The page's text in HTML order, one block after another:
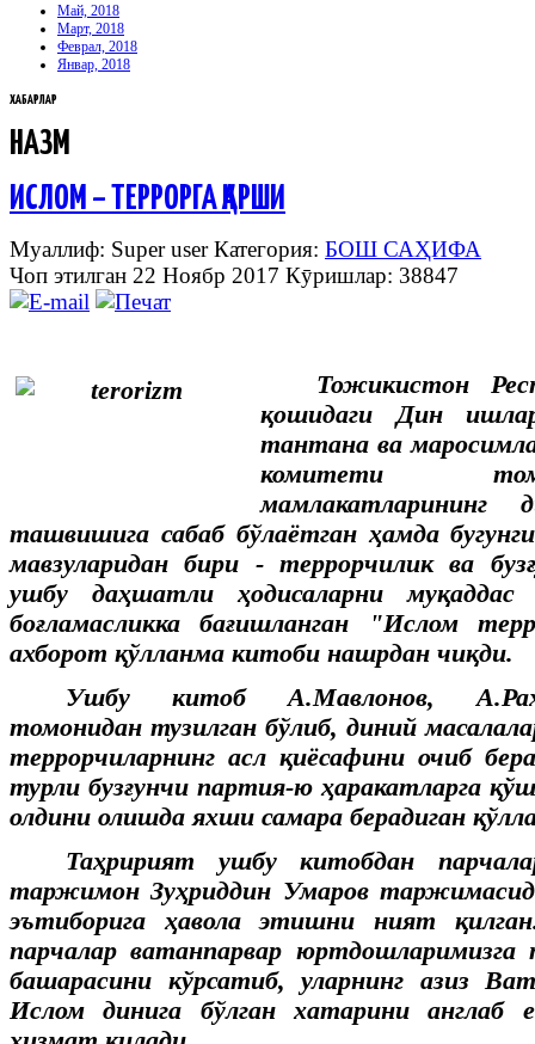
Май, 2018
Март, 2018
Феврал, 2018
Январ, 2018
ХАБАРЛАР
НАЗМ
ИСЛОМ – ТЕРРОРГА ҚАРШИ
Муаллиф: Super userКатегория: БОШ САҲИФА
Чоп этилган 22 Ноябр 2017 Кӯришлар: 38847
Тожикистон
қошидаги Дин
тантана ва
комитети
мамлакатларининг
ташвишига сабаб бўлаётган ҳамда
мавзуларидан бири - террорчилик ва
ушбу даҳшатли ҳодисаларни
боғламасликка бағишланган "Ислом
ахборот қўлланма китоби нашрдан чиқди.
Ушбу китоб А.Мавлонов,
томонидан тузилган бўлиб, диний
террорчиларнинг асл қиёсафини очиб
турли бузғунчи партия-ю ҳаракатларга
олдини олишда яхши самара берадиган
Таҳририят ушбу китобдан
таржимон Зуҳриддин Умаров
эътиборига ҳавола этишни ният
парчалар ватанпарвар юртдошларимизга
башарасини кўрсатиб, уларнинг азиз
Ислом динига бўлган хатарини англаб